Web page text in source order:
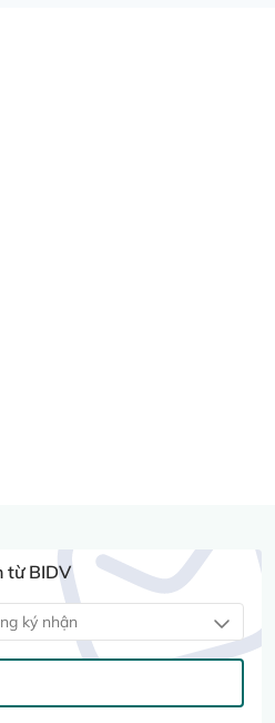
từ BIDV
ký nhận